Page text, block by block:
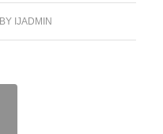
BY IJADMIN